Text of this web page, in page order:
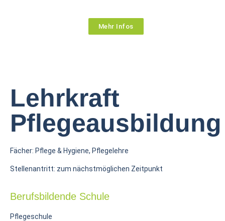
Mehr Infos
Lehrkraft
Pflegeausbildung
Fächer: Pflege & Hygiene, Pflegelehre
Stellenantritt: zum nächstmöglichen Zeitpunkt
Berufsbildende Schule
Pflegeschule